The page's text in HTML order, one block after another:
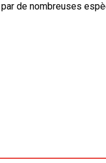
de nombreuses